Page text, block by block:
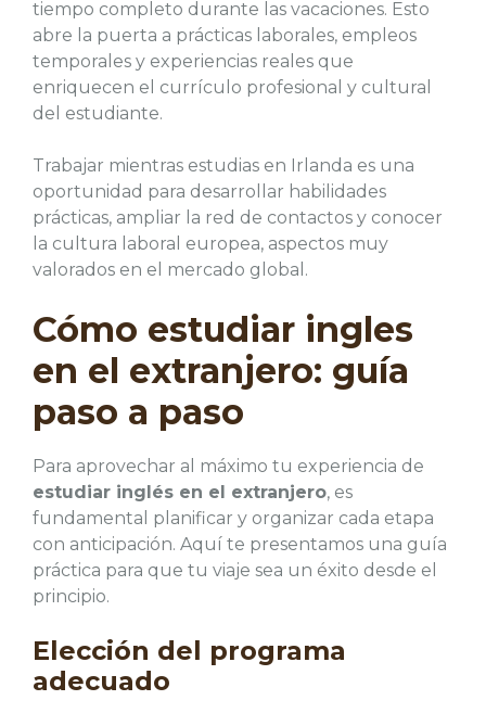
tiempo completo durante las vacaciones. Esto
abre la puerta a prácticas laborales, empleos
temporales y experiencias reales que
enriquecen el currículo profesional y cultural
del estudiante.
Trabajar mientras estudias en Irlanda es una
oportunidad para desarrollar habilidades
prácticas, ampliar la red de contactos y conocer
la cultura laboral europea, aspectos muy
valorados en el mercado global.
Cómo estudiar ingles
en el extranjero: guía
paso a paso
Para aprovechar al máximo tu experiencia de
estudiar inglés en el extranjero, es
fundamental planificar y organizar cada etapa
con anticipación. Aquí te presentamos una guía
práctica para que tu viaje sea un éxito desde el
principio.
Elección del programa
adecuado